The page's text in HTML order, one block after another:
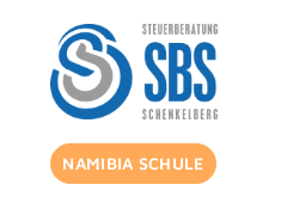
NAMIBIA SCHULE